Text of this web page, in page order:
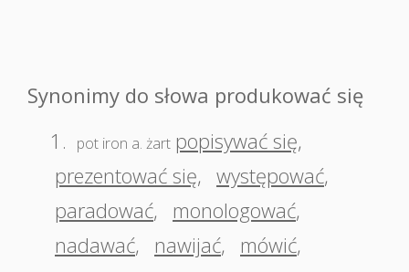
Synonimy do słowa produkować się
1.
pot iron a. żart popisywać się,
prezentować się, występować,
paradować, monologować,
nadawać, nawijać, mówić,